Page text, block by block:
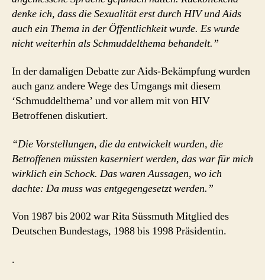
denke ich, dass die Sexualität erst durch HIV und Aids
auch ein Thema in der Öffentlichkeit wurde. Es wurde
nicht weiterhin als Schmuddelthema behandelt.”
In der damaligen Debatte zur Aids-Bekämpfung wurden
auch ganz andere Wege des Umgangs mit diesem
‘Schmuddelthema’ und vor allem mit von HIV
Betroffenen diskutiert.
“Die Vorstellungen, die da entwickelt wurden, die
Betroffenen müssten kaserniert werden, das war für mich
wirklich ein Schock. Das waren Aussagen, wo ich
dachte: Da muss was entgegengesetzt werden.”
Von 1987 bis 2002 war Rita Süssmuth Mitglied des
Deutschen Bundestags, 1988 bis 1998 Präsidentin.
.